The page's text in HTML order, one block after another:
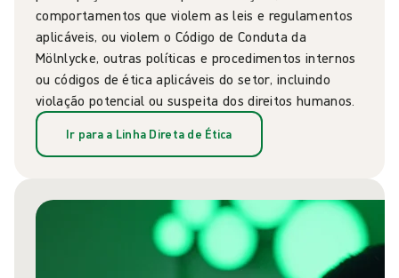
comportamentos que violem as leis e regulamentos
aplicáveis, ou violem o Código de Conduta da
Mölnlycke, outras políticas e procedimentos internos
ou códigos de ética aplicáveis do setor, incluindo
violação potencial ou suspeita dos direitos humanos.
Ir para a Linha Direta de Ética